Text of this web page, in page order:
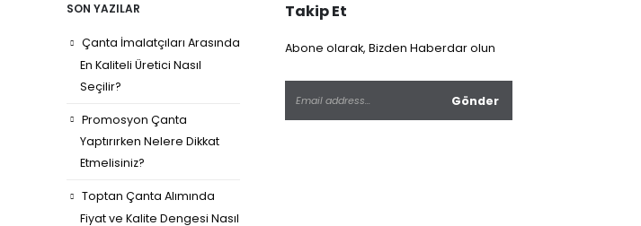
SON YAZILAR
Çanta İmalatçıları Arasında
En Kaliteli Üretici Nasıl
Seçilir?
Promosyon Çanta
Yaptırırken Nelere Dikkat
Etmelisiniz?
Toptan Çanta Alımında
Fiyat ve Kalite Dengesi Nasıl
Takip Et
Abone olarak, Bizden Haberdar olun